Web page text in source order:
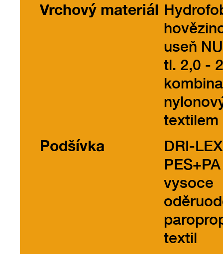
Vrchový materiál
useň
tl. 2,0 -
textilem
Podšívka
DRI-
PES+PA
vysoce
textil